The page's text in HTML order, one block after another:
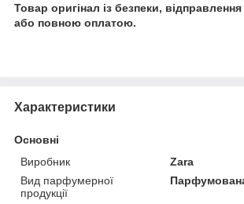
Товар оригінал із безпеки,
або повною оплатою.
Характеристики
Основні
Виробник
Zara
Вид парфумерної
продукції